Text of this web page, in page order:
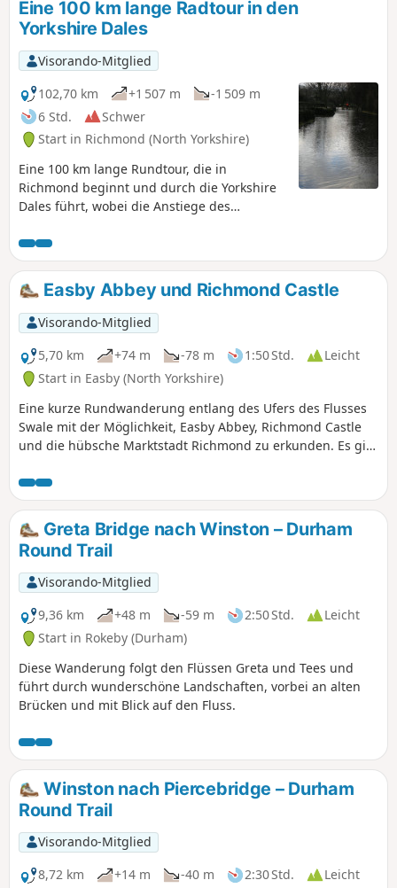
Eine 100 km lange Radtour in den
Yorkshire Dales
Visorando-Mitglied
102,70 km
+1 507 m
-1 509 m
6 Std.
Schwer
Start in Richmond (North Yorkshire)
Eine 100 km lange Rundtour, die in
Richmond beginnt und durch die Yorkshire
Dales führt, wobei die Anstiege des
Buttertubs Pass bewältigt werden.
Wunderschöne Landschaft und tolle Orte für
eine Erfrischungspause.
Easby Abbey und Richmond Castle
Visorando-Mitglied
5,70 km
+74 m -78 m 1:50 Std.
Leicht
Start in Easby (North Yorkshire)
Eine kurze Rundwanderung entlang des Ufers des Flusses
Swale mit der Möglichkeit, Easby Abbey, Richmond Castle
und die hübsche Marktstadt Richmond zu erkunden. Es gibt
Spaziergang einen ganzen Tagesausflug machen. Tolle
Eisdiele im alten Bahnhof für den Rückweg. Die eigentliche
Wanderung dauert etwa 2 Stunden, aber länger, wenn Sie
die Umgebung erkunden.
Greta Bridge nach Winston – Durham
Round Trail
Visorando-Mitglied
9,36 km
+48 m -59 m 2:50 Std.
Leicht
Start in Rokeby (Durham)
Diese Wanderung folgt den Flüssen Greta und Tees und
führt durch wunderschöne Landschaften, vorbei an alten
Brücken und mit Blick auf den Fluss.
Winston nach Piercebridge – Durham
Round Trail
Visorando-Mitglied
8,72 km
+14 m -40 m 2:30 Std.
Leicht